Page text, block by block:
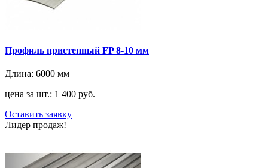
Профиль пристенный FP 8-10 мм
Длина: 6000 мм
цена за шт.: 1 400 руб.
Оставить заявку
Лидер продаж!